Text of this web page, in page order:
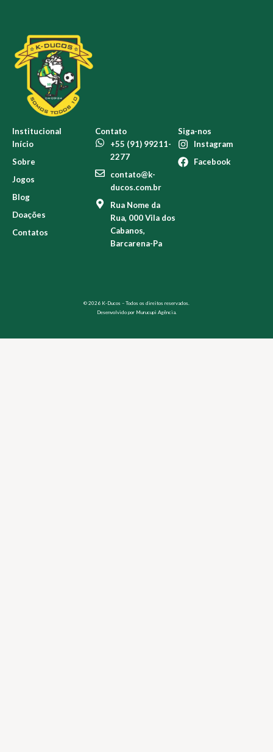
Institucional
Início
Sobre
Jogos
Blog
Doações
Contatos
Contato
+55 (91) 99211-
2277
contato@k-
ducos.com.br
Rua Nome da
Rua, 000 Vila dos
Cabanos,
Barcarena-Pa
Siga-nos
Instagram
Facebook
© 2026 K-Ducos – Todos os direitos reservados.
Desenvolvido por Murucupi Agência.